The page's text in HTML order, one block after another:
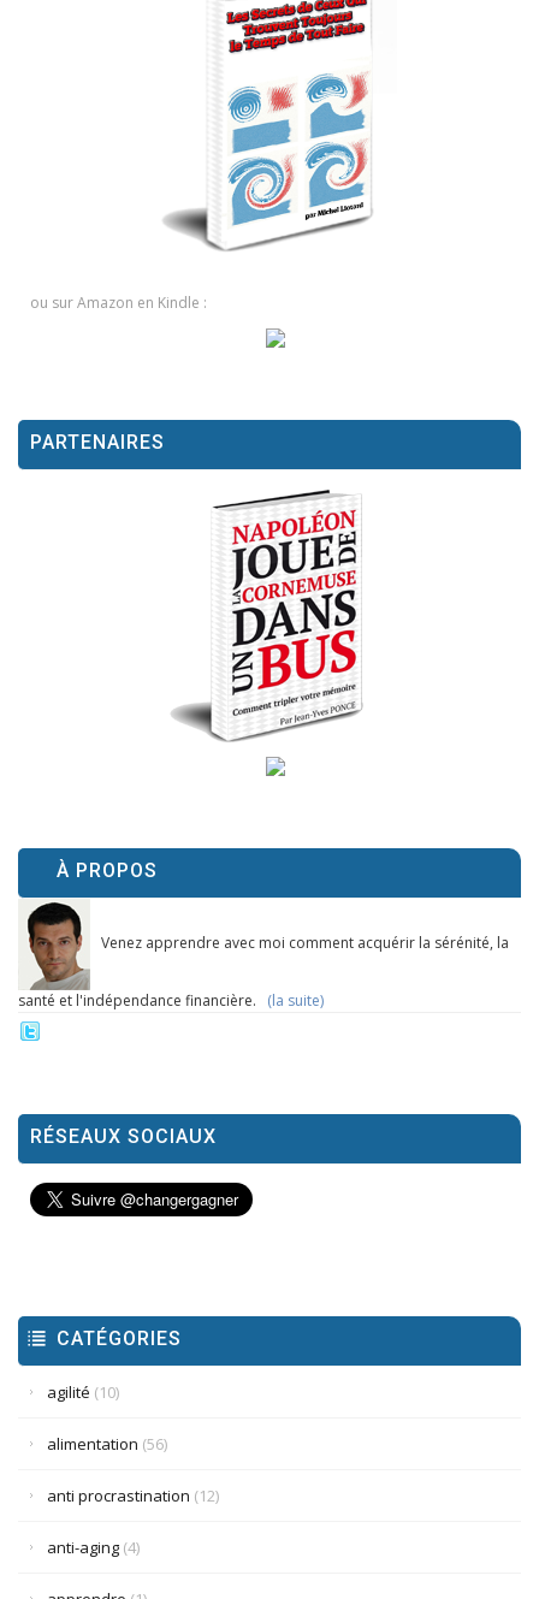
ou sur Amazon en Kindle :
PARTENAIRES
À PROPOS
Venez apprendre avec moi comment acquérir la sérénité, la
santé et l'indépendance financière. (la suite)
RÉSEAUX SOCIAUX
CATÉGORIES
agilité (10)
alimentation (56)
anti procrastination (12)
anti-aging (4)